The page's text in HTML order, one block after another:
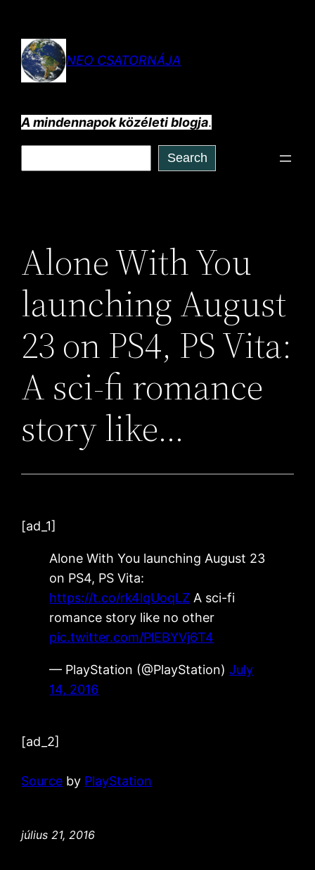
tartalomhozNEO CSATORNÁJA
A mindennapok közéleti blogja.
Search
Alone With You
launching August
23 on PS4, PS Vita:
A sci-fi romance
story like…
[ad_1]
Alone With You launching August 23
on PS4, PS Vita:
https://t.co/rk4lqUoqLZ A sci-fi
romance story like no other
pic.twitter.com/PlEBYVj6T4
— PlayStation (@PlayStation)July
14, 2016
[ad_2]
Source by PlayStation
július 21, 2016